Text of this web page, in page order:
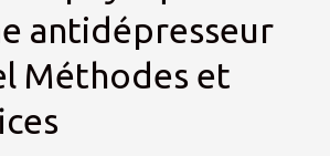
antidépresseur
Méthodes et